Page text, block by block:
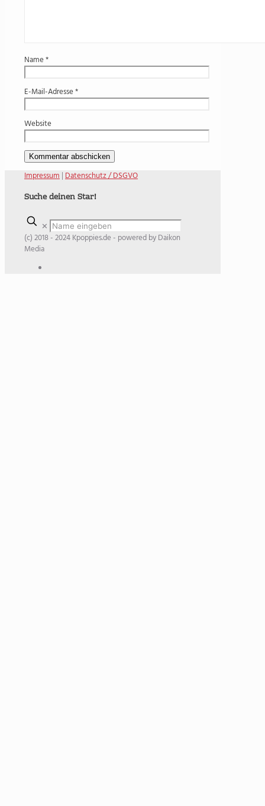
Name*
E-Mail-Adresse*
Website
Impressum|Datenschutz / DSGVO
Suche deinen Star!
✕
(c) 2018 - 2024 Kpoppies.de - powered by Daikon
Media